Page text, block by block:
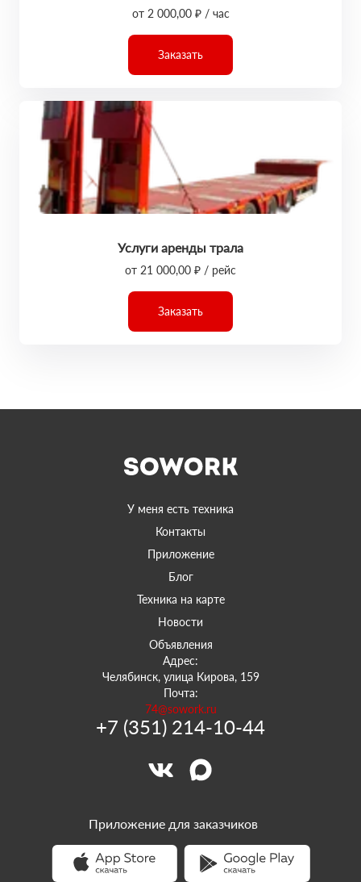
от 2 000,00 ₽ / час
Заказать
Услуги аренды трала
от 21 000,00 ₽ / рейс
Заказать
У меня есть техника
Контакты
Приложение
Блог
Техника на карте
Новости
Объявления
Адрес:
Челябинск, улица Кирова, 159
Почта:
74@sowork.ru
+7 (351) 214-10-44
Приложение для заказчиков